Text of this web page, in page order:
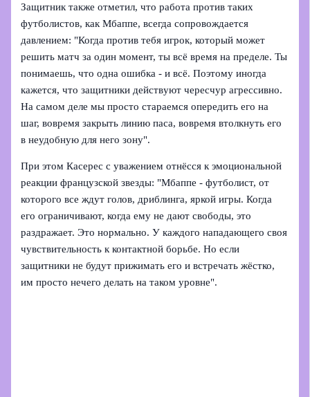
Защитник также отметил, что работа против таких
футболистов, как Мбаппе, всегда сопровождается
давлением: "Когда против тебя игрок, который может
решить матч за один момент, ты всё время на пределе. Ты
понимаешь, что одна ошибка - и всё. Поэтому иногда
кажется, что защитники действуют чересчур агрессивно.
На самом деле мы просто стараемся опередить его на
шаг, вовремя закрыть линию паса, вовремя втолкнуть его
в неудобную для него зону".
При этом Касерес с уважением отнёсся к эмоциональной
реакции французской звезды: "Мбаппе - футболист, от
которого все ждут голов, дриблинга, яркой игры. Когда
его ограничивают, когда ему не дают свободы, это
раздражает. Это нормально. У каждого нападающего своя
чувствительность к контактной борьбе. Но если
защитники не будут прижимать его и встречать жёстко,
им просто нечего делать на таком уровне".